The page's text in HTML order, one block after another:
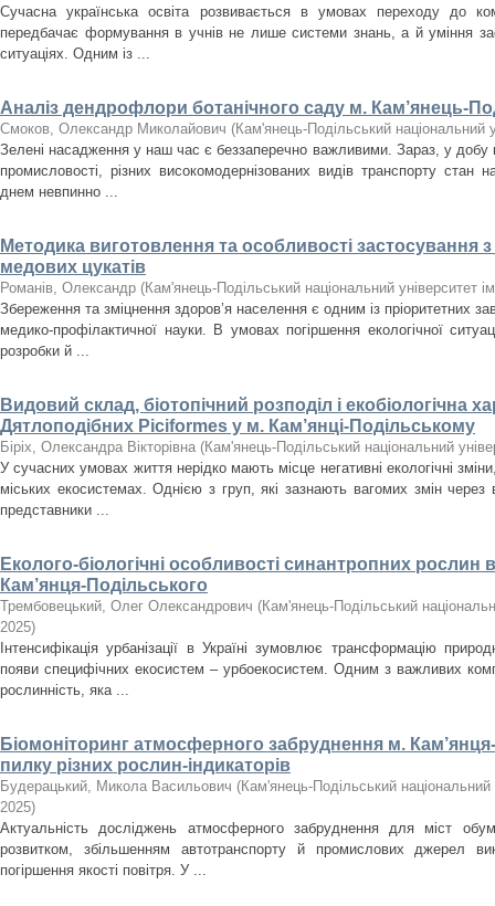
Сучасна українська освіта розвивається в умовах переходу до
передбачає формування в учнів не лише системи знань, а й уміння
ситуаціях. Одним із ...
Аналіз дендрофлори ботанічного саду м. Кам’янець-
Смоков, Олександр Миколайович (Кам'янець-Подільський національний
Зелені насадження у наш час є беззаперечно важливими. Зараз, у добу
промисловості, різних високомодернізованих видів транспорту
днем невпинно ...
Методика виготовлення та особливості
медових цукатів
Романів, Олександр (Кам'янець-Подільський національний університет
Збереження та зміцнення здоров’я населення є одним із пріоритетних
медико-профілактичної науки. В умовах погіршення екологічної
розробки й ...
Видовий склад, біотопічний розподіл і екобіологічна
Дятлоподібних Piciformes у м. Кам’янці-Подільському
Біріх, Олександра Вікторівна (Кам'янець-Подільський національний
У сучасних умовах життя нерідко мають місце негативні екологічні зміни,
міських екосистемах. Однією з груп, які зазнають вагомих змін
представники ...
Еколого-біологічні особливості синантропних рослин
Кам’янця-Подільського
Трембовецький, Олег Олександрович (Кам'янець-Подільський
2025)
Інтенсифікація урбанізації в Україні зумовлює трансформацію
появи специфічних екосистем – урбоекосистем. Одним з важливих
рослинність, яка ...
Біомоніторинг атмосферного забруднення м.
пилку різних рослин-індикаторів
Будерацький, Микола Васильович (Кам'янець-Подільський національний
2025)
Актуальність досліджень атмосферного забруднення для міст
розвитком, збільшенням автотранспорту й промислових джерел
погіршення якості повітря. У ...